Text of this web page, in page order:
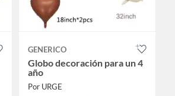
GENERICO
Globo decoración para un 4
año
Por URGE